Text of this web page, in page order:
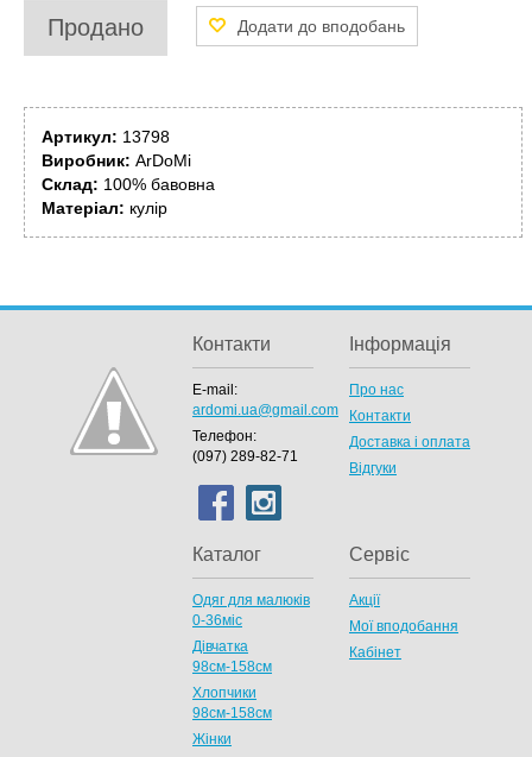
Продано
Артикул: 13798
Виробник: ArDoMi
Склад: 100% бавовна
Матеріал: кулір
Контакти
E-mail:
ardomi.ua@gmail.com
Телефон:
(097) 289-82-71
Інформація
Про нас
Контакти
Доставка і оплата
Відгуки
Каталог
Одяг для малюків
0-36міс
Дівчатка
98cм-158см
Хлопчики
98см-158см
Жінки
Сервіс
Акції
Мої вподобання
Кабінет